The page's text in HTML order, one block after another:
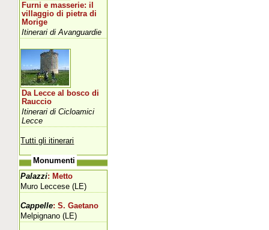
Furni e masserie: il
villaggio di pietra di
Morige
Itinerari di Avanguardie
Da Lecce al bosco di
Rauccio
Itinerari di Cicloamici
Lecce
Tutti gli itinerari
Monumenti
Palazzi: Metto
Muro Leccese (LE)
Cappelle: S. Gaetano
Melpignano (LE)